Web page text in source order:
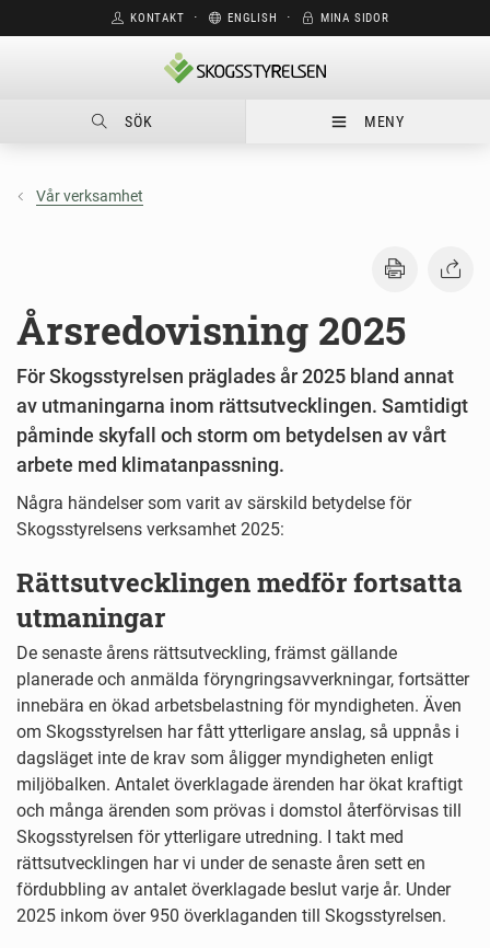
KONTAKT ⋅ ENGLISH ⋅ MINA SIDOR
SÖK MENY
Vår verksamhet
Årsredovisning 2025
För Skogsstyrelsen präglades år 2025 bland annat
av utmaningarna inom rättsutvecklingen. Samtidigt
påminde skyfall och storm om betydelsen av vårt
arbete med klimatanpassning.
Några händelser som varit av särskild betydelse för
Skogsstyrelsens verksamhet 2025:
Rättsutvecklingen medför fortsatta
utmaningar
De senaste årens rättsutveckling, främst gällande
planerade och anmälda föryngringsavverkningar, fortsätter
innebära en ökad arbetsbelastning för myndigheten. Även
om Skogsstyrelsen har fått ytterligare anslag, så uppnås i
dagsläget inte de krav som åligger myndigheten enligt
miljöbalken. Antalet överklagade ärenden har ökat kraftigt
och många ärenden som prövas i domstol återförvisas till
Skogsstyrelsen för ytterligare utredning. I takt med
rättsutvecklingen har vi under de senaste åren sett en
fördubbling av antalet överklagade beslut varje år. Under
2025 inkom över 950 överklaganden till Skogsstyrelsen.